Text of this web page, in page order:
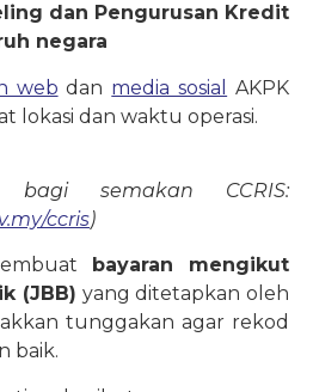
dan Pengurusan Kredit
negara
web dan media sosial
AKPK
lokasi dan waktu operasi.
bagi semakan CCRIS:
ccris)
bayaran mengikut
(JBB) yang ditetapkan oleh
tunggakan agar rekod
baik.